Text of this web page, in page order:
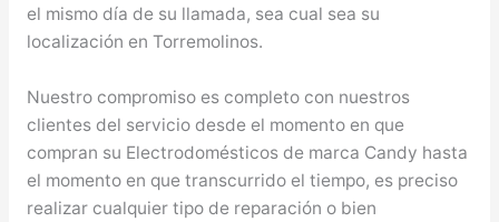
el mismo día de su llamada, sea cual sea su
localización en Torremolinos.
Nuestro compromiso es completo con nuestros
clientes del servicio desde el momento en que
compran su Electrodomésticos de marca Candy hasta
el momento en que transcurrido el tiempo, es preciso
realizar cualquier tipo de reparación o bien